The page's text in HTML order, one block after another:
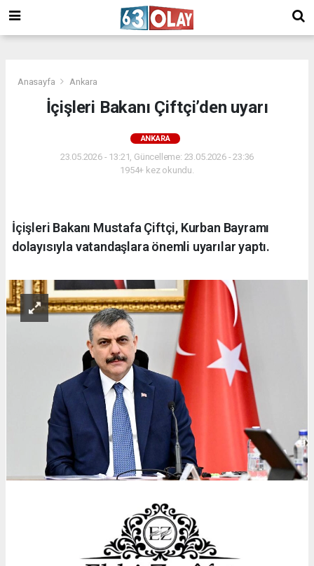
Anasayfa Ankara
İçişleri Bakanı Çiftçi’den uyarı
ANKARA
23.05.2026 - 13:21, Güncelleme: 23.05.2026 - 23:36
1954+ kez okundu.
İçişleri Bakanı Mustafa Çiftçi, Kurban Bayramı
dolayısıyla vatandaşlara önemli uyarılar yaptı.